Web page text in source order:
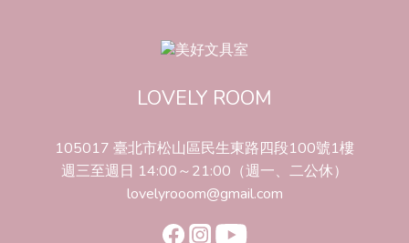
LOVELY ROOM
105017 臺北市松山區民生東路四段100號1樓
週三至週日 14:00～21:00（週一、二公休）
lovelyrooom@gmail.com